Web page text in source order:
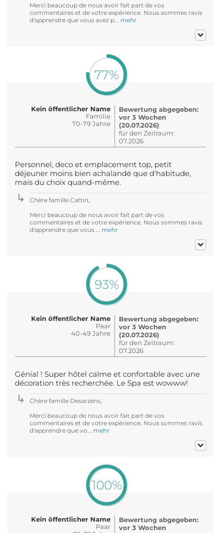
Merci beaucoup de nous avoir fait part de vos
commentaires et de votre expérience. Nous sommes ravis
d'apprendre que vous avez p... mehr
77%
Kein öffentlicher Name
Familie
70-79 Jahre
Bewertung abgegeben:
vor 3 Wochen
(20.07.2026)
für den Zeitraum:
07.2026
Personnel, deco et emplacement top, petit
déjeuner moins bien achalandé que d'habitude,
mais du choix quand-même.
Chère famille Cattin,
Merci beaucoup de nous avoir fait part de vos
commentaires et de votre expérience. Nous sommes ravis
d'apprendre que vous ... mehr
93%
Kein öffentlicher Name
Paar
40-49 Jahre
Bewertung abgegeben:
vor 3 Wochen
(20.07.2026)
für den Zeitraum:
07.2026
Génial ! Super hôtel calme et confortable avec une
décoration très recherchée. Le Spa est wowww!
Chère famille Desarzens,
Merci beaucoup de nous avoir fait part de vos
commentaires et de votre expérience. Nous sommes ravis
d'apprendre que vo... mehr
100%
Kein öffentlicher Name
Paar
Bewertung abgegeben:
vor 3 Wochen